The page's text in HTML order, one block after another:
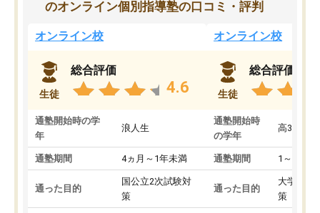
のオンライン個別指導塾の口コミ・評判
オンライン校
生徒
総合評価
4.6
通塾開始時の学
年
浪人生
通塾期間 4ヵ月～1年未満
通った目的
国公立2次試験対
策
オンライン校
生徒
総合評価
通塾開始時
の学年
高3
通塾期間 1～3ヵ月
通った目的
大学入学
策